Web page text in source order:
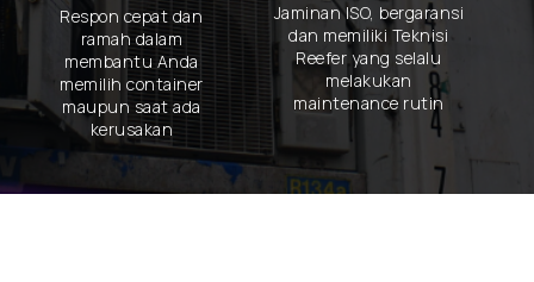
Respon cepat dan
ramah dalam
membantu Anda
memilih container
maupun saat ada
kerusakan
Jaminan ISO, bergaransi
dan memiliki Teknisi
Reefer yang selalu
melakukan
maintenance rutin